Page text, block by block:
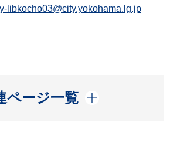
libkocho03@city.yokohama.lg.jp
ページ一覧
開く